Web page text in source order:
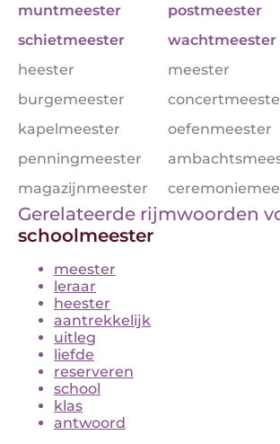
muntmeester
postmeester
schietmeester
wachtmeester
heester
meester
burgemeester
kapelmeester
oefenmeester
penningmeester
magazijnmeester
Gerelateerde rijmwoorden
schoolmeester
meester
leraar
heester
aantrekkelijk
uitleg
liefde
reserveren
school
klas
antwoord